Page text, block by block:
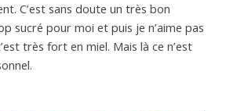
C’est sans doute un très bon
sucré pour moi et puis je n’aime pas
très fort en miel. Mais là ce n’est